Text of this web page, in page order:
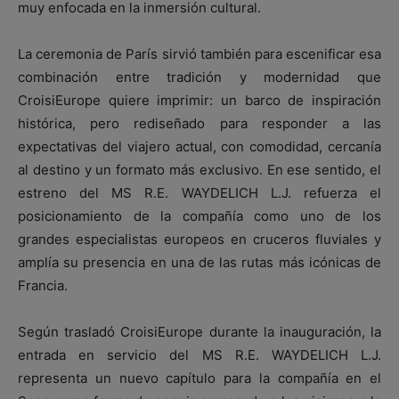
muy enfocada en la inmersión cultural.
La ceremonia de París sirvió también para escenificar esa
combinación entre tradición y modernidad que
CroisiEurope quiere imprimir: un barco de inspiración
histórica, pero rediseñado para responder a las
expectativas del viajero actual, con comodidad, cercanía
al destino y un formato más exclusivo. En ese sentido, el
estreno del MS R.E. WAYDELICH L.J. refuerza el
posicionamiento de la compañía como uno de los
grandes especialistas europeos en cruceros fluviales y
amplía su presencia en una de las rutas más icónicas de
Francia.
Según trasladó CroisiEurope durante la inauguración, la
entrada en servicio del MS R.E. WAYDELICH L.J.
representa un nuevo capítulo para la compañía en el